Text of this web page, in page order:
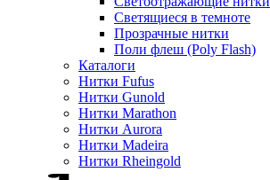
Светящиеся в темноте
Прозрачные нитки
Поли флеш (Poly Flash)
Каталоги
Нитки Fufus
Нитки Gunold
Нитки Marathon
Нитки Aurora
Нитки Madeira
Нитки Rheingold